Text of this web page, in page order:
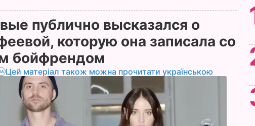
публично высказался о
которую она записала со
бойфрендом
Цей матеріал також можна прочитати українською